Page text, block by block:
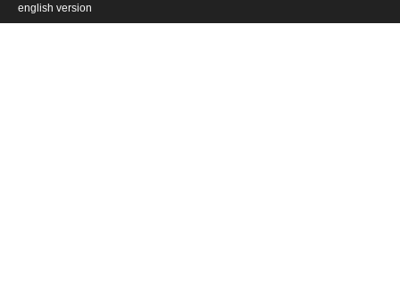
english version